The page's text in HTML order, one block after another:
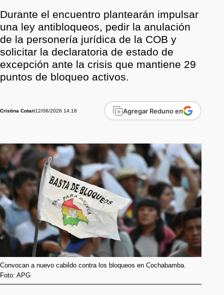
Durante el encuentro plantearán impulsar
una ley antibloqueos, pedir la anulación
de la personería jurídica de la COB y
solicitar la declaratoria de estado de
excepción ante la crisis que mantiene 29
puntos de bloqueo activos.
Cristina Cotari12/06/2026 14:18 Agregar Reduno en
Convocan a nuevo cabildo contra los bloqueos en Cochabamba.
Foto: APG